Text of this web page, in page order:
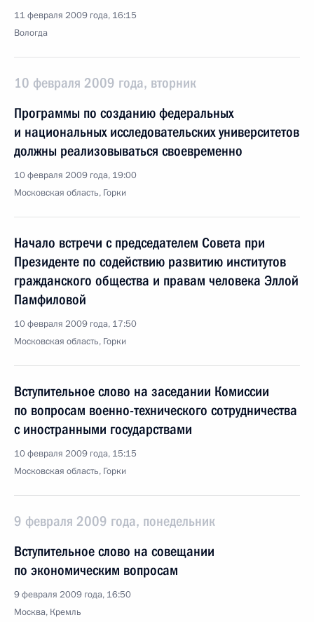
11 февраля 2009 года, 16:15
Вологда
10 февраля 2009 года, вторник
Программы по созданию федеральных
и национальных исследовательских университетов
должны реализовываться своевременно
10 февраля 2009 года, 19:00
Московская область, Горки
Начало встречи с председателем Совета при
Президенте по содействию развитию институтов
гражданского общества и правам человека Эллой
Памфиловой
10 февраля 2009 года, 17:50
Московская область, Горки
Вступительное слово на заседании Комиссии
по вопросам военно-технического сотрудничества
с иностранными государствами
10 февраля 2009 года, 15:15
Московская область, Горки
9 февраля 2009 года, понедельник
Вступительное слово на совещании
по экономическим вопросам
9 февраля 2009 года, 16:50
Москва, Кремль